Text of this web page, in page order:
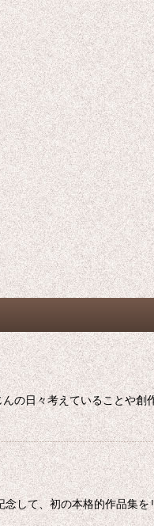
の日々考えていることや
して、初の本格的作品集